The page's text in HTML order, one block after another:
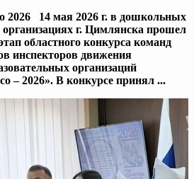
2026 14 мая 2026 г. в дошкольных
организациях г. Цимлянска прошел
областного конкурса команд
инспекторов движения
организаций
– 2026». В конкурсе принял ...